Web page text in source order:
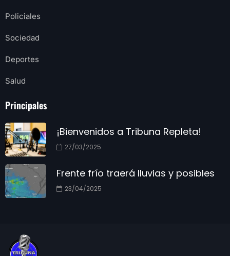
Policiales
Sociedad
Deportes
Salud
Principales
¡Bienvenidos a Tribuna Repleta!
27/03/2025
Frente frío traerá lluvias y posibles
23/04/2025